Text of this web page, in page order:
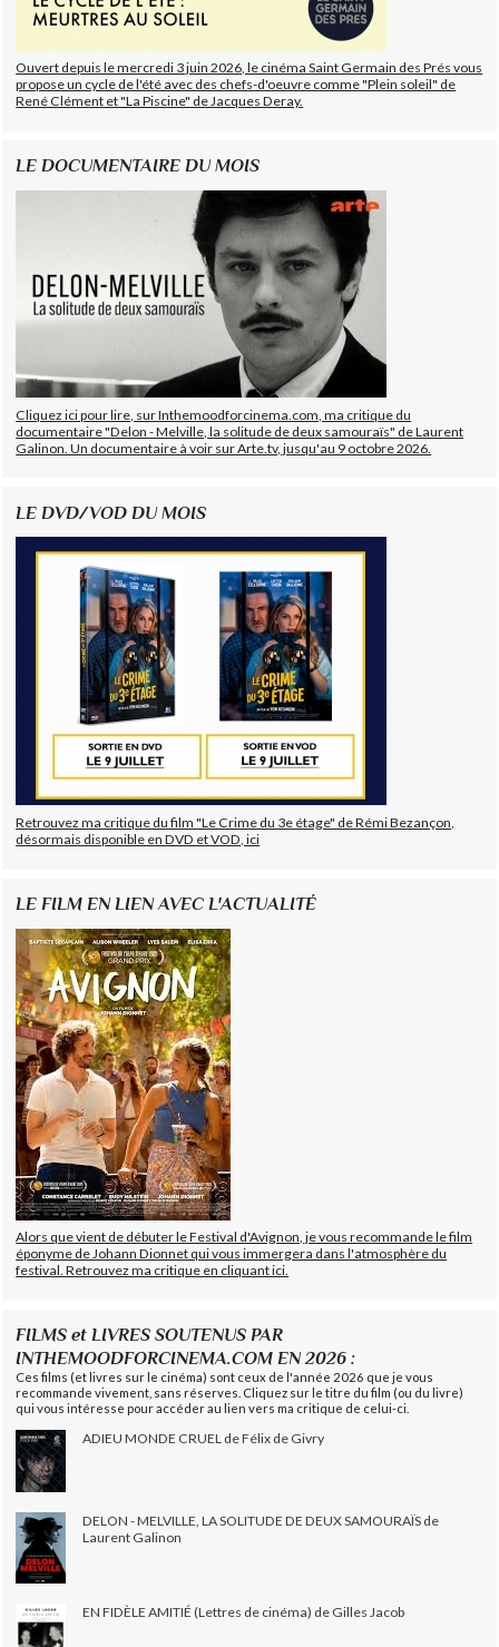
Ouvert depuis le mercredi 3 juin 2026, le cinéma Saint Germain des Prés vous
propose un cycle de l'été avec des chefs-d'oeuvre comme "Plein soleil" de
René Clément et "La Piscine" de Jacques Deray.
LE DOCUMENTAIRE DU MOIS
Cliquez ici pour lire, sur Inthemoodforcinema.com, ma critique du
documentaire "Delon - Melville, la solitude de deux samouraïs" de Laurent
Galinon. Un documentaire à voir sur Arte.tv, jusqu'au 9 octobre 2026.
LE DVD/VOD DU MOIS
Retrouvez ma critique du film "Le Crime du 3e étage" de Rémi Bezançon,
désormais disponible en DVD et VOD, ici
LE FILM EN LIEN AVEC L'ACTUALITÉ
Alors que vient de débuter le Festival d'Avignon, je vous recommande le film
éponyme de Johann Dionnet qui vous immergera dans l'atmosphère du
festival. Retrouvez ma critique en cliquant ici.
FILMS et LIVRES SOUTENUS PAR
INTHEMOODFORCINEMA.COM EN 2026 :
Ces films (et livres sur le cinéma) sont ceux de l'année 2026 que je vous
recommande vivement, sans réserves. Cliquez sur le titre du film (ou du livre)
qui vous intéresse pour accéder au lien vers ma critique de celui-ci.
ADIEU MONDE CRUEL de Félix de Givry
DELON - MELVILLE, LA SOLITUDE DE DEUX SAMOURAÏS de
Laurent Galinon
EN FIDÈLE AMITIÉ (Lettres de cinéma) de Gilles Jacob